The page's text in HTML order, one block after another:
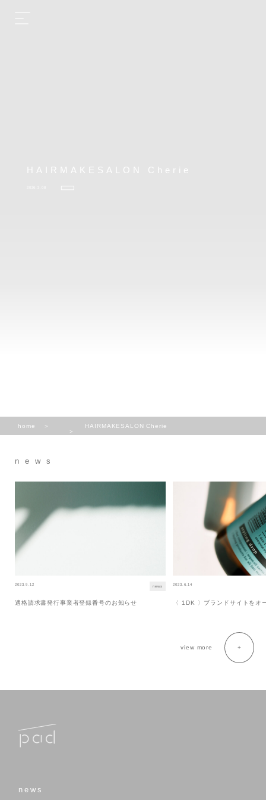
HAIRMAKESALON Cherie
home HAIRMAKESALON Cherie
news
2023.9.12 news
適格請求書発行事業者登録番号のお知らせ
2023.6.14
〈 1DK 〉ブランドサイトをオ
view more
news